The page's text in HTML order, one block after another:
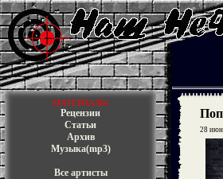
МАТЕРИАЛЫ
Рецензии
Статьи
Архив
Музыка(mp3)
Все артисты
28